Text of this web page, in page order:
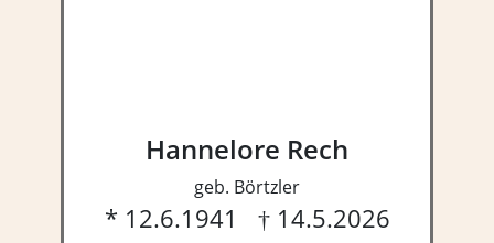
Hannelore Rech
geb. Börtzler
* 12.6.1941 † 14.5.2026